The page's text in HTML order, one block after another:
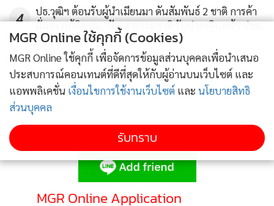
4
ปธ.วุฒิฯ ต้อนรับผู้นำเมียนมา ดันสัมพันธ์ 2 ชาติ การค้า
มั่นคง แก้ผิด กม.-ปัญหาธรรมชาติ รับปากเดินหน้า ปชต.
ข่าวอื่นในหมวด
ติดตามข่าวสารผ่านทาง LINE
MGR Online Application
MGR Online ใช้คุกกี้ (Cookies)
MGR Online ใช้คุกกี้ เพื่อจัดการข้อมูลส่วนบุคคลเพื่อนำเสนอ
ประสบการณ์คอนเทนต์ที่ดีที่สุดให้กับผู้อ่านบนเว็บไซต์ และ
แอพพลิเคชั่น เงื่อนไขการใช้งานเว็บไซต์ และ นโยบายสิทธิ
ส่วนบุคคล
รับทราบ